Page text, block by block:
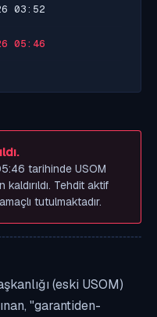
03:52
05:46
tarihinde USOM
Tehdit aktif
tutulmaktadır.
(eski USOM)
"garantiden-